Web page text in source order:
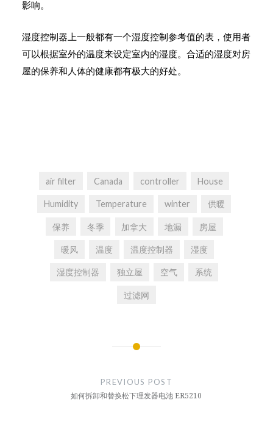
影响。
湿度控制器上一般都有一个湿度控制参考值的表，使用者
可以根据室外的温度来设定室内的湿度。合适的湿度对房
屋的保养和人体的健康都有极大的好处。
air filter Canada controller House
Humidity Temperature winter 供暖
保养 冬季 加拿大 地漏 房屋
暖风 温度 温度控制器 湿度
湿度控制器 独立屋 空气 系统
过滤网
PREVIOUS POST
如何拆卸和替换松下理发器电池 ER5210